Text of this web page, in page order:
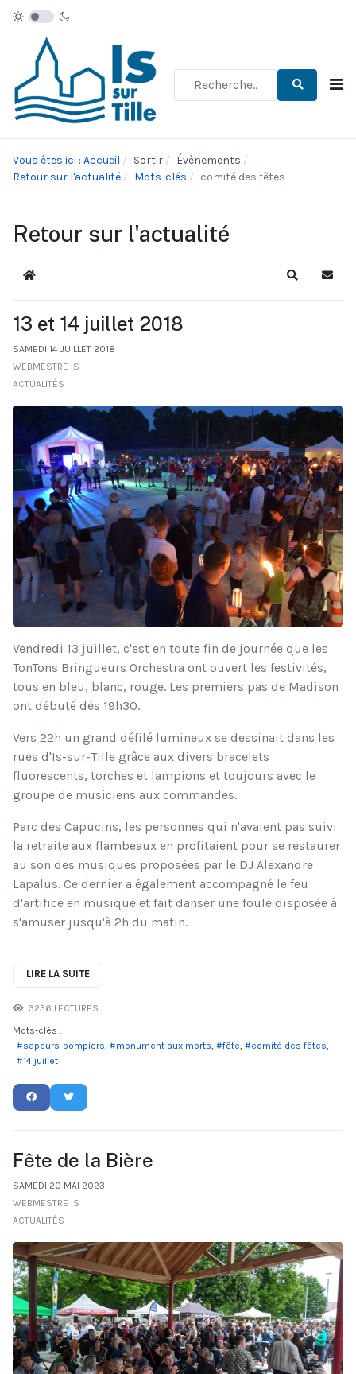
Vous êtes ici : Accueil Sortir
Évènements
Retour sur l'actualité
Mots-clés comité des fêtes
Retour sur l'actualité
Accueil Recherche
13 et 14 juillet 2018
SAMEDI 14 JUILLET 2018
WEBMESTRE IS
ACTUALITÉS
Vendredi 13 juillet, c'est en toute fin de journée que les
TonTons Bringueurs Orchestra ont ouvert les festivités,
tous en bleu, blanc, rouge. Les premiers pas de Madison
ont débuté dès 19h30.
Vers 22h un grand défilé lumineux se dessinait dans les
rues d'Is-sur-Tille grâce aux divers bracelets
fluorescents, torches et lampions et toujours avec le
groupe de musiciens aux commandes.
Parc des Capucins, les personnes qui n'avaient pas suivi
la retraite aux flambeaux en profitaient pour se restaurer
au son des musiques proposées par le DJ Alexandre
Lapalus. Ce dernier a également accompagné le feu
d'artifice en musique et fait danser une foule disposée à
s'amuser jusqu'à 2h du matin.
LIRE LA SUITE
3236 LECTURES
Mots-clés :
sapeurs-pompiers
monument aux morts fête
comité des fêtes
14 juillet
Fête de la Bière
SAMEDI 20 MAI 2023
WEBMESTRE IS
ACTUALITÉS